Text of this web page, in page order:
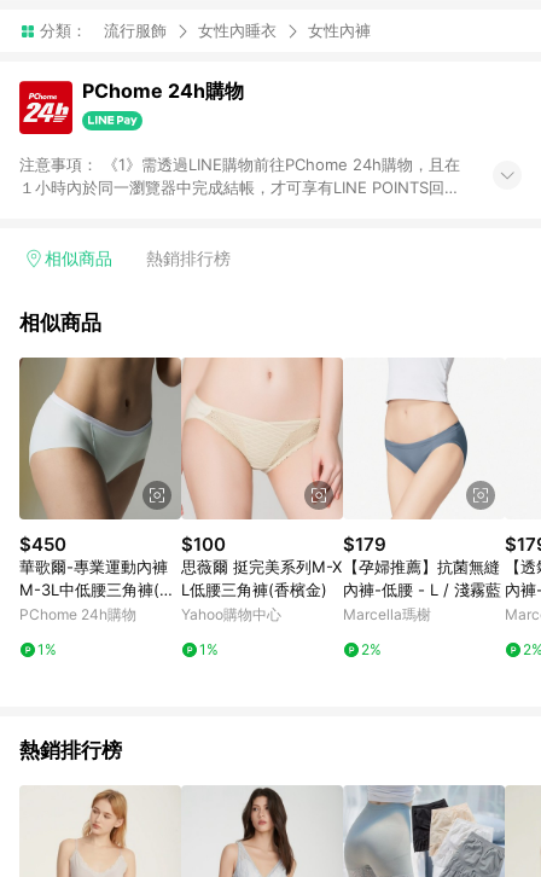
分類： 流行服飾 女性內睡衣 女性內褲
PChome 24h購物
注意事項： 《1》需透過LINE購物前往PChome 24h購物，且在
１小時內於同一瀏覽器中完成結帳，才可享有LINE POINTS回饋
在點數回饋範圍內。 《3》如取消訂單、退貨、購物中登出
品、票券、訂閱方案、PChome儲值商品、企業專區/企業採購、
值點數、點數/禮物卡 [2025/2/16起適用] - 票券全品項
[2026/6/2起適用] 《5》回饋點數的計算將會排除【訂單活動折
扣 (含折價券折扣)】、【P幣扣抵】、【現金積點扣抵】及【訂單
運費】等金額。 《6》符合LINE POINTS回饋資格之訂單將於商
家訂單頁面標示「LINE回饋」，若無此標示則 不符合回饋LINE
POINTS點數資格亦不得使用點數紅包 。 《7》LINE購物設有
「單一商品最高回饋點數」機制 (特殊活動時開放「回饋無上
限」)，以同一訂單中同一商品不論件數計算，並依訂單成立時間
當下LINE購物所設定的回饋機制為準。 《8》LINE購物為購物資
訊整合性平台，商品資料更新會有時間差，如顯示之商品規格、
顏色、價位、贈品與PChome 24h購物銷售網頁不符，以銷售網
頁標示為準！
相似商品 熱銷排行榜
相似商品
$450
華歌爾-專業運動內褲
M-3L中低腰三角褲(天
際藍) 搭配內褲-NS23
PChome 24h購物
1%
$100
思薇爾 挺完美系列M-X
L低腰三角褲(香檳金)
Yahoo購物中心
1%
$179
【孕婦推薦】抗菌無縫
內褲-低腰 - L / 淺霧藍
Marcella瑪榭
2%
【
內
色
熱銷排行榜